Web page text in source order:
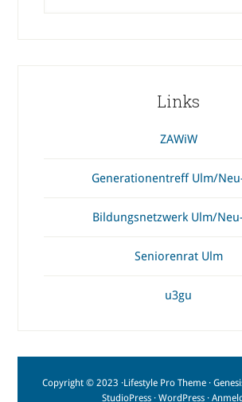
Links
ZAWiW
Generationentreff Ulm/
Bildungsnetzwerk Ulm/
Seniorenrat Ulm
u3gu
Copyright © 2023 ·Lifestyle Pro Theme ·
StudioPress · WordPress ·